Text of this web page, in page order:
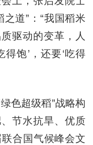
道”：“我国稻米
驱动的变革，人
饱’，还要‘吃得
色超级稻”战略构
节水抗旱、优质
合国气候峰会文